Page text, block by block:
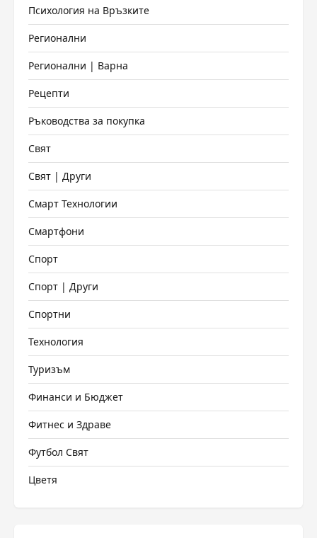
Психология на Връзките
Регионални
Регионални | Варна
Рецепти
Ръководства за покупка
Свят
Свят | Други
Смарт Технологии
Смартфони
Спорт
Спорт | Други
Спортни
Технология
Туризъм
Финанси и Бюджет
Фитнес и Здраве
Футбол Свят
Цветя